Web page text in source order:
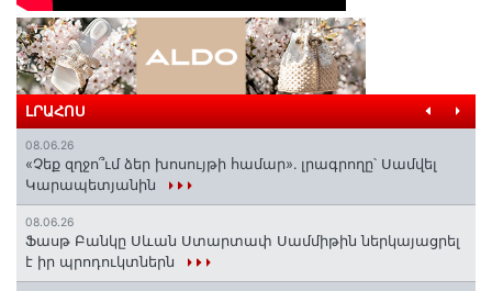
ԼՐԱՀՈՍ
08.06.26
«Չեք զղջո՞ւմ ձեր խոսույթի համար»․ լրագրողը՝ Սամվել
Կարապետյանին
08.06.26
Ֆասթ Բանկը Սևան Ստարտափ Սամմիթին ներկայացրել
է իր պրոդուկտներն